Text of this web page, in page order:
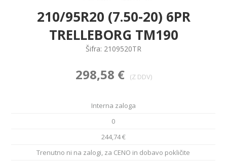
210/95R20 (7.50-20) 6PR
TRELLEBORG TM190
Šifra: 2109520TR
298,58 € (Z DDV)
Interna zaloga
0
244,74 €
Trenutno ni na zalogi, za CENO in dobavo pokličite